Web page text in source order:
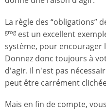
La règle des “obligations”
grog est un excellent
système, pour encourager
Donnez donc toujours à
d'agir. Il n'est pas
peut être carrément
Mais en fin de compte,